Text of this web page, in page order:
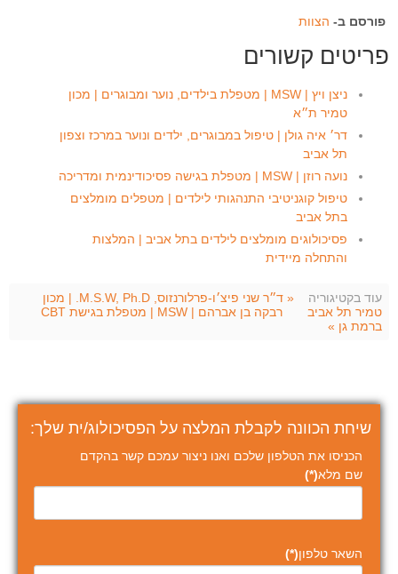
פורסם ב- הצוות
פריטים קשורים
ניצן ויץ | MSW | מטפלת בילדים, נוער ומבוגרים | מכון
טמיר ת״א
דר׳ איה גולן | טיפול במבוגרים, ילדים ונוער במרכז וצפון
תל אביב
נועה רוזן | MSW | מטפלת בגישה פסיכודינמית ומדריכה
טיפול קוגניטיבי התנהגותי לילדים | מטפלים מומלצים
בתל אביב
פסיכולוגים מומלצים לילדים בתל אביב | המלצות
והתחלה מיידית
עוד בקטיגוריה
« ד״ר שני פיצ׳ו-פרלורנזוס, M.S.W, Ph.D. | מכון
טמיר תל אביב
רבקה בן אברהם | MSW | מטפלת בגישת CBT
ברמת גן »
שיחת הכוונה לקבלת המלצה על הפסיכולוג/ית שלך:
הכניסו את הטלפון שלכם ואנו ניצור עמכם קשר בהקדם
שם מלא(*)
השאר טלפון(*)